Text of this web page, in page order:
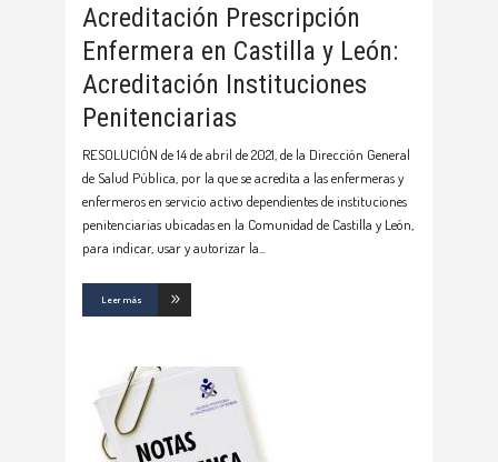
Acreditación Prescripción
Enfermera en Castilla y León:
Acreditación Instituciones
Penitenciarias
RESOLUCIÓN de 14 de abril de 2021, de la Dirección General
de Salud Pública, por la que se acredita a las enfermeras y
enfermeros en servicio activo dependientes de instituciones
penitenciarias ubicadas en la Comunidad de Castilla y León,
para indicar, usar y autorizar la
Leer más